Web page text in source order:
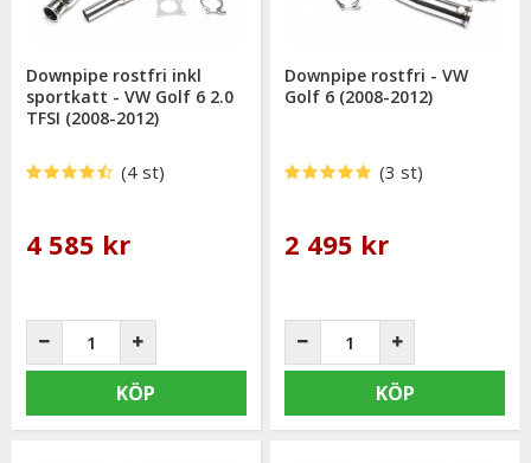
Downpipe rostfri inkl
sportkatt - VW Golf 6 2.0
TFSI (2008-2012)
(4 st)
4 585 kr
KÖP
Downpipe rostfri - VW
Golf 6 (2008-2012)
(3 st)
2 495 kr
KÖP